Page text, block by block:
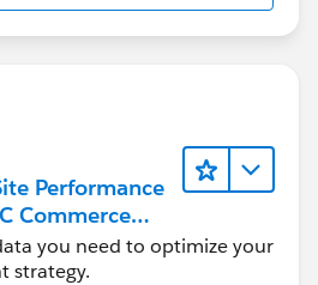
Performance
Commerce
Dashboards
you need to optimize your
strategy.